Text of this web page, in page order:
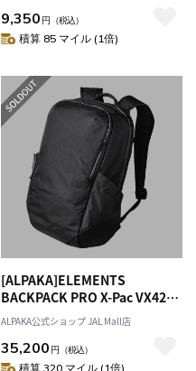
9,350 円 （税込）
積算 85 マイル (1倍)
[ALPAKA]ELEMENTS
BACKPACK PRO X-Pac VX42
ブラック
ALPAKA公式ショップ JAL Mall店
35,200 円 （税込）
積算 320 マイル (1倍)